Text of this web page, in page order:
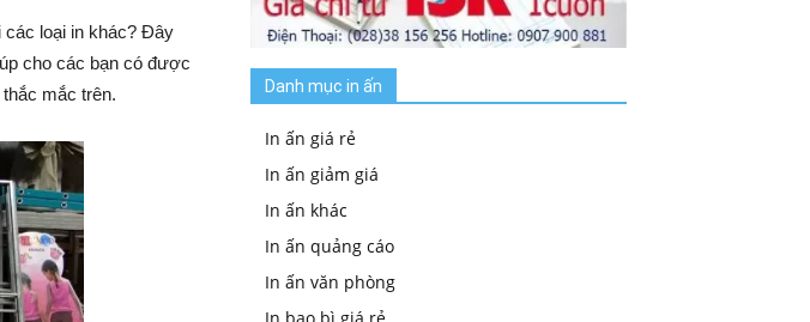
loại in khác? Đây
cho các bạn có được
mắc trên.
Danh mục in ấn
In ấn giá rẻ
In ấn giảm giá
In ấn khác
In ấn quảng cáo
In ấn văn phòng